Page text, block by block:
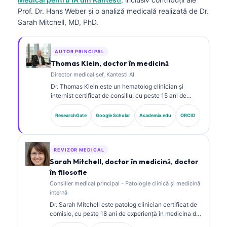
Prof. Dr. Hans Weber și o analiză medicală realizată de Dr.
Sarah Mitchell, MD, PhD.
AUTOR PRINCIPAL
Thomas Klein, doctor în medicină
Director medical șef, Kantesti AI
Dr. Thomas Klein este un hematolog clinician și
internist certificat de consiliu, cu peste 15 ani de
experiență în medicina de laborator și analiză clinică
asistată de AI. În calitate de Chief Medical Officer la
Kantesti AI, el asigură supravegherea clinică a
biomarkerilor și diagnosticul de laborator în domeniul
medicinei de laborator.
ResearchGate Google Scholar Academia.edu ORCID
REVIZOR MEDICAL
Sarah Mitchell, doctor în medicină, doctor
în filosofie
Consilier medical principal - Patologie clinică și medicină
internă
Dr. Sarah Mitchell este patolog clinician certificat de
comisie, cu peste 18 ani de experiență în medicina de
laborator și analiza diagnostică. Deține certificări de